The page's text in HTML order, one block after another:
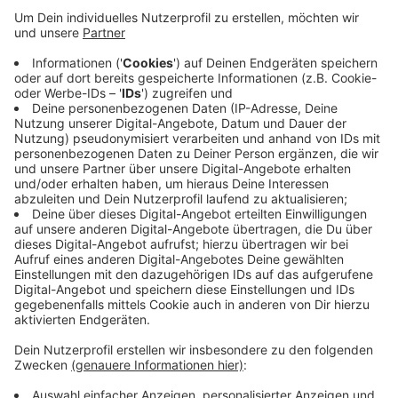
ist der Kaufvertrag bereits unterschrieben. Die Häuser
galten bislang als nicht zu vermarkten, weil das
Eigentum von Grundstück und Gebäuden rechtlich
durch Erbbauverträge getrennt war. Investor Detlef
Gründer plant mit seinem Unternehmen „Schöner
wohnen Erndtebrück“ den Weiterverkauf einzelner
Gebäude, er will aber auch Wohnungen vermieten.
Anfang Juni findet am Amtsgericht Bad Berleburg ein
letzter Versteigerungstermin im Rahmen des seit
Jahren laufenden Zwangsversteigerungsverfahrens
statt.
Anzeige